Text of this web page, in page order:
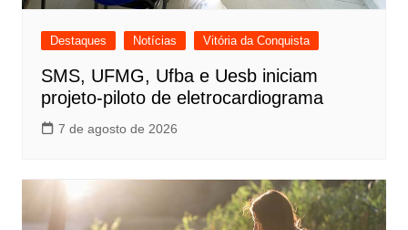
Destaques Notícias Vitória da Conquista
SMS, UFMG, Ufba e Uesb iniciam
projeto-piloto de eletrocardiograma
7 de agosto de 2026